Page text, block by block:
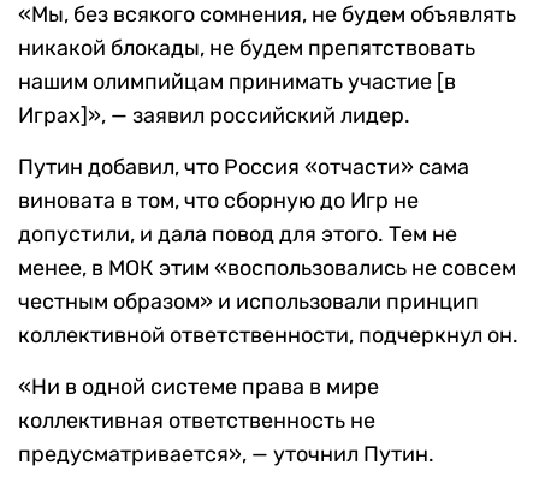
«Мы, без всякого сомнения, не будем объявлять
никакой блокады, не будем препятствовать
нашим олимпийцам принимать участие [в
Играх]», — заявил российский лидер.
Путин добавил, что Россия «отчасти» сама
виновата в том, что сборную до Игр не
допустили, и дала повод для этого. Тем не
менее, в МОК этим «воспользовались не совсем
честным образом» и использовали принцип
коллективной ответственности, подчеркнул он.
«Ни в одной системе права в мире
коллективная ответственность не
предусматривается», — уточнил Путин.